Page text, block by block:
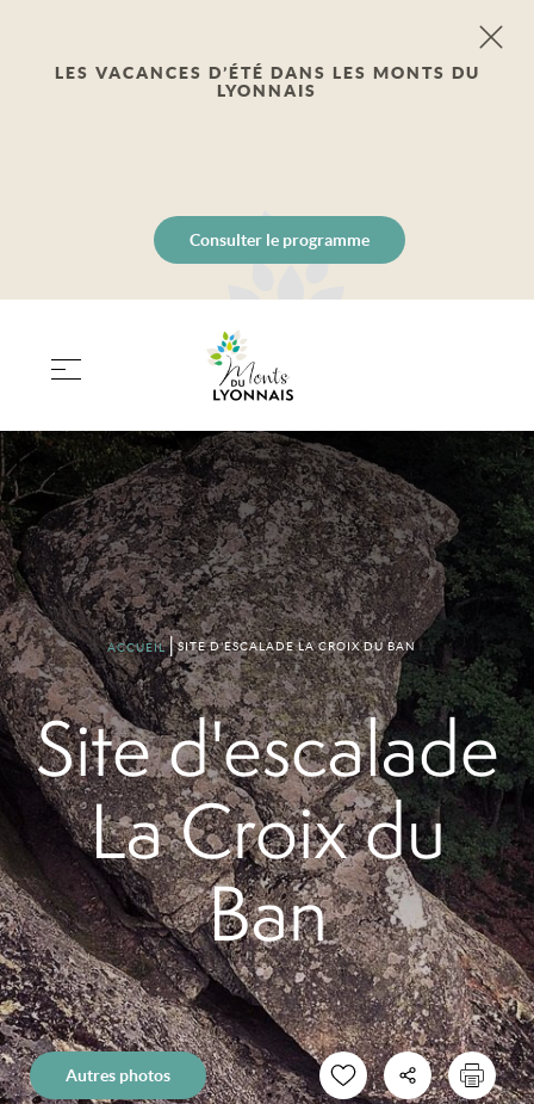
LES VACANCES D’ÉTÉ DANS LES MONTS DU
LYONNAIS
Consulter le programme
ACCUEIL SITE D'ESCALADE LA CROIX DU BAN
Site d'escalade
La Croix du
Ban
Autres photos